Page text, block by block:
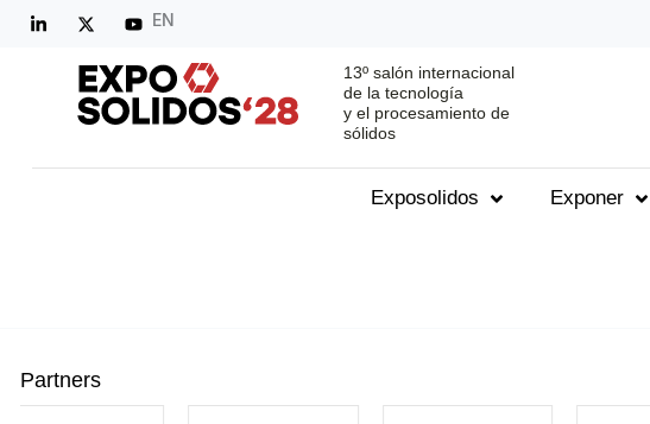
EN
13º salón internacional
de la tecnología
y el procesamiento de
sólidos
Exposolidos Exponer
Partners